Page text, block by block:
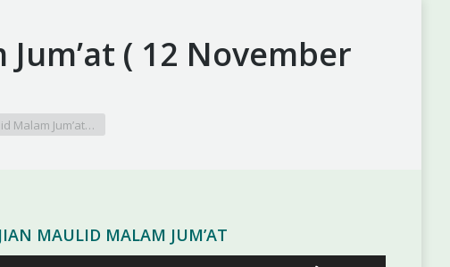
( 12 November
Malam Jum’at…
MAULID MALAM JUM’AT